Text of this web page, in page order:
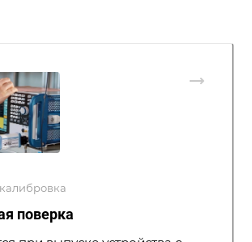
поверка